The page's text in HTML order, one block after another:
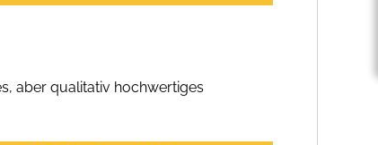
aber qualitativ hochwertiges